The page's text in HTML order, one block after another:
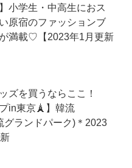
小学生・中高生におス
原宿のファッションブ
満載♡【2023年1月更新
ズを買うならここ！
in東京🗼】韓流
グランドパーク)＊2023